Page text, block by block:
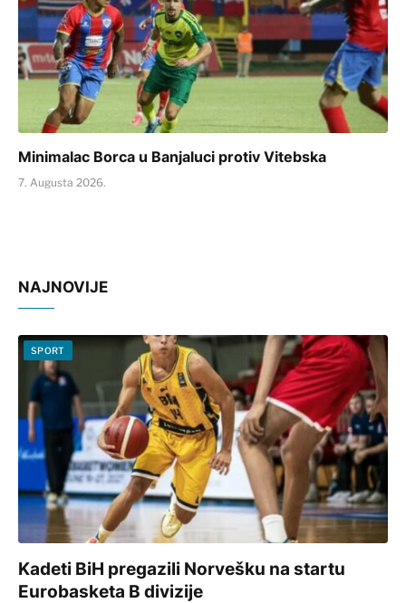
Minimalac Borca u Banjaluci protiv Vitebska
7. Augusta 2026.
NAJNOVIJE
SPORT
Kadeti BiH pregazili Norvešku na startu
Eurobasketa B divizije